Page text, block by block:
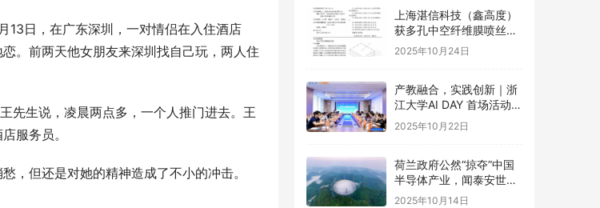
13日，在广东深圳，一对情侣在入住酒店
。前两天他女朋友来深圳找自己玩，两人住
先生说，凌晨两点多，一个人推门进去。王
服务员。
，但还是对她的精神造成了不小的冲击。
上海湛信科技（鑫高度）
获多孔中空纤维膜喷丝装
置等2项专利
2025年10月24日
产教融合，实践创新｜浙
江大学AI DAY 首场活动成
功举办！
2025年10月22日
荷兰政府公然“掠夺”中国
半导体产业，闻泰安世坚
决捍卫
2025年10月14日